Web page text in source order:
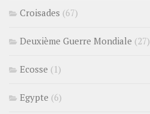
Croisades (67)
Deuxième Guerre Mondiale (27)
Ecosse (1)
Egypte (6)